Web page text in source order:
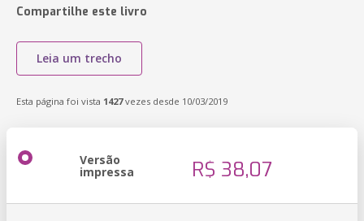
Compartilhe este livro
Leia um trecho
Esta página foi vista 1427vezes desde 10/03/2019
Versão
impressa R$ 38,07